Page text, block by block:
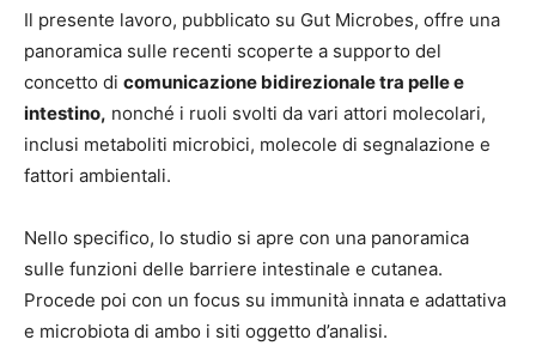
Il presente lavoro, pubblicato su Gut Microbes, offre una
panoramica sulle recenti scoperte a supporto del
concetto di comunicazione bidirezionale tra pelle e
intestino, nonché i ruoli svolti da vari attori molecolari,
inclusi metaboliti microbici, molecole di segnalazione e
fattori ambientali.
Nello specifico, lo studio si apre con una panoramica
sulle funzioni delle barriere intestinale e cutanea.
Procede poi con un focus su immunità innata e adattativa
e microbiota di ambo i siti oggetto d’analisi.